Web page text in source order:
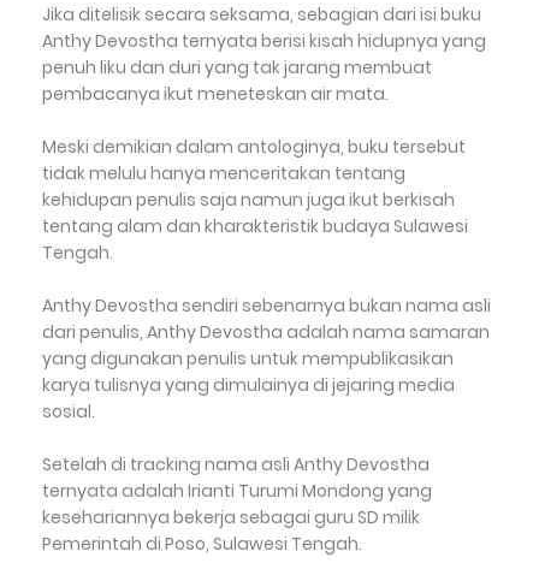
Jika ditelisik secara seksama, sebagian dari isi buku
Anthy Devostha ternyata berisi kisah hidupnya yang
penuh liku dan duri yang tak jarang membuat
pembacanya ikut meneteskan air mata.
Meski demikian dalam antologinya, buku tersebut
tidak melulu hanya menceritakan tentang
kehidupan penulis saja namun juga ikut berkisah
tentang alam dan kharakteristik budaya Sulawesi
Tengah.
Anthy Devostha sendiri sebenarnya bukan nama asli
dari penulis, Anthy Devostha adalah nama samaran
yang digunakan penulis untuk mempublikasikan
karya tulisnya yang dimulainya di jejaring media
sosial.
Setelah di tracking nama asli Anthy Devostha
ternyata adalah Irianti Turumi Mondong yang
kesehariannya bekerja sebagai guru SD milik
Pemerintah di Poso, Sulawesi Tengah.